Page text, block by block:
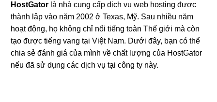
HostGator là nhà cung cấp dịch vụ web hosting được
thành lập vào năm 2002 ở Texas, Mỹ. Sau nhiều năm
hoạt động, họ không chỉ nổi tiếng toàn Thế giới mà còn
tạo được tiếng vang tại Việt Nam. Dưới đây, bạn có thể
chia sẻ đánh giá của mình về chất lượng của HostGator
nếu đã sử dụng các dịch vụ tại công ty này.